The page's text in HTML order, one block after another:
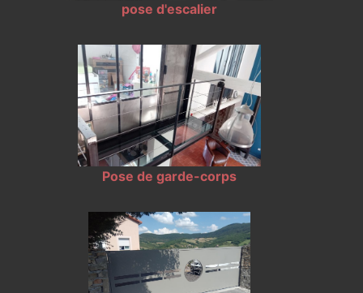
pose d'escalier
Pose de garde-corps